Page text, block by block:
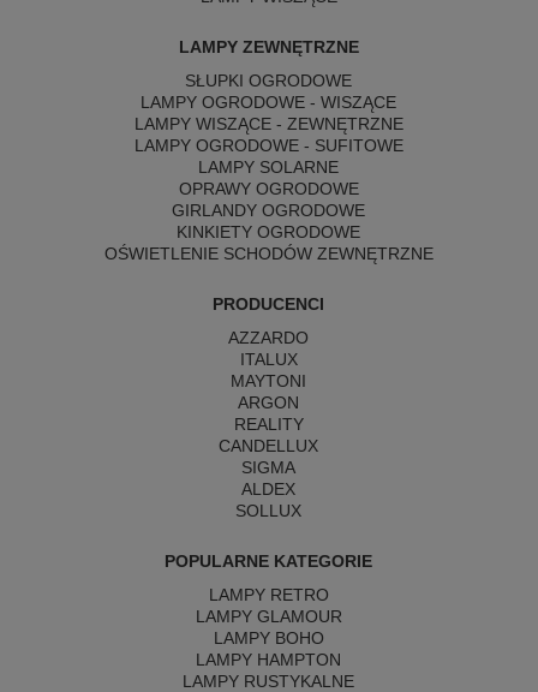
LAMPY ZEWNĘTRZNE
SŁUPKI OGRODOWE
LAMPY OGRODOWE - WISZĄCE
LAMPY WISZĄCE - ZEWNĘTRZNE
LAMPY OGRODOWE - SUFITOWE
LAMPY SOLARNE
OPRAWY OGRODOWE
GIRLANDY OGRODOWE
KINKIETY OGRODOWE
OŚWIETLENIE SCHODÓW ZEWNĘTRZNE
PRODUCENCI
AZZARDO
ITALUX
MAYTONI
ARGON
REALITY
CANDELLUX
SIGMA
ALDEX
SOLLUX
POPULARNE KATEGORIE
LAMPY RETRO
LAMPY GLAMOUR
LAMPY BOHO
LAMPY HAMPTON
LAMPY RUSTYKALNE